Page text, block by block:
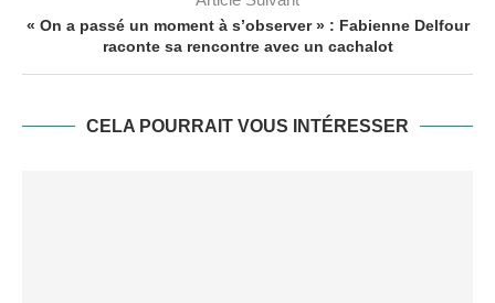
« On a passé un moment à s’observer » : Fabienne Delfour
raconte sa rencontre avec un cachalot
CELA POURRAIT VOUS INTÉRESSER